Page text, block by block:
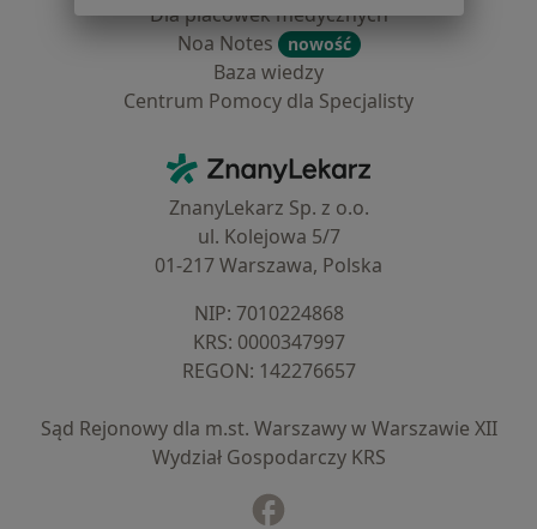
Dla placówek medycznych
Noa Notes
nowość
Baza wiedzy
Centrum Pomocy dla Specjalisty
ZnanyLekarz - Strona główna
ZnanyLekarz Sp. z o.o.
ul. Kolejowa 5/7
01-217 Warszawa, Polska
NIP: ⁠7010224868
KRS: ⁠0000347997
REGON: ⁠142276657
Sąd Rejonowy dla m.st. Warszawy w Warszawie XII
Wydział Gospodarczy KRS